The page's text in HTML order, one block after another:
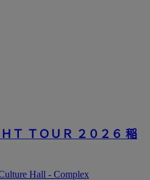
Ｔ ＴＯＵＲ ２０２６ 稲
Hall - Complex